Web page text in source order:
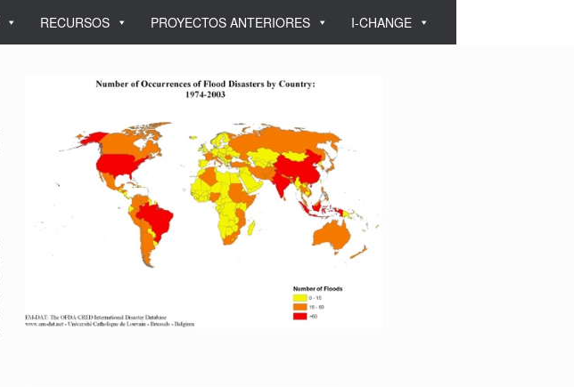
RECURSOS PROYECTOS ANTERIORES I-CHANGE